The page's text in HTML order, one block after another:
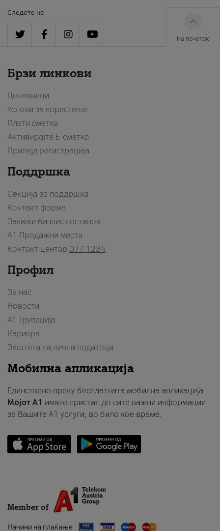
Следете нè
На почеток
Брзи линкови
Ценовници
Услови за користење
Плати сметка
Активирајте Е-сметка
Припејд регистрација
Поддршка
Секција за поддршка
Контакт форма
Закажи бизнис состанок
A1 Продажни места
Контакт центар 077 1234
Профил
За нас
Новости
А1 Групација
Кариера
Заштита на лични податоци
Мобилна апликација
Единствено преку бесплатната мобилна апликација
Мојот A1 имате пристап до сите важни информации
за Вашите A1 услуги, во било кое време.
Member of
Начини на плаќање